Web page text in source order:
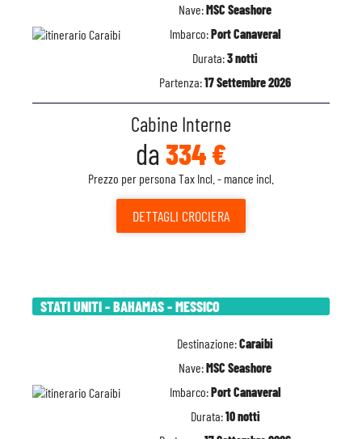
Nave:MSC Seashore
Imbarco:Port Canaveral
Durata:3 notti
Partenza:17 Settembre 2026
Cabine Interne
da 334 €
Prezzo per persona Tax Incl. - mance incl.
DETTAGLI CROCIERA
STATI UNITI - BAHAMAS - MESSICO
Destinazione:Caraibi
Nave:MSC Seashore
Imbarco:Port Canaveral
Durata:10 notti